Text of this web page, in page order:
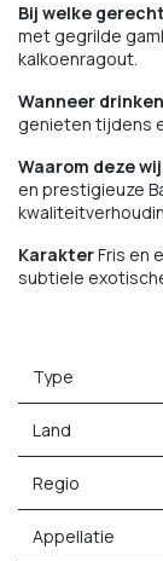
Bij welke
met gegrilde
kalkoenragout.
Wanneer
genieten tijdens
Waarom deze
en prestigieuze
KarakterFris en
subtiele
Type
Land
Regio
Appellatie